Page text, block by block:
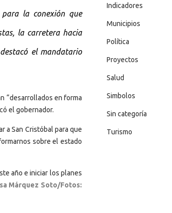
la conexión que
la carretera hacia
el mandatario
“desarrollados en forma
el gobernador.
a San Cristóbal para que
sobre el estado
año e iniciar los planes
Márquez Soto/Fotos:
Indicadores
Municipios
Política
Proyectos
Salud
Simbolos
Sin categoría
Turismo